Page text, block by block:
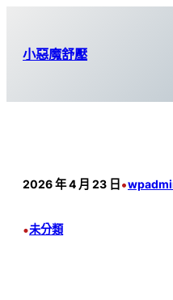
小惡魔舒壓
2026 年 4 月 23 日 •
•未分類